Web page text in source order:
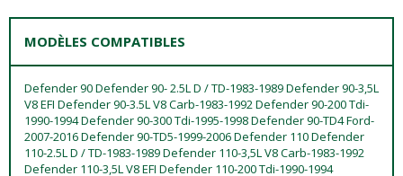
MODÈLES COMPATIBLES
Defender 90 Defender 90- 2.5L D / TD-1983-1989 Defender 90-3,5L
V8 EFI Defender 90-3.5L V8 Carb-1983-1992 Defender 90-200 Tdi-
1990-1994 Defender 90-300 Tdi-1995-1998 Defender 90-TD4 Ford-
2007-2016 Defender 90-TD5-1999-2006 Defender 110 Defender
110-2.5L D / TD-1983-1989 Defender 110-3,5L V8 Carb-1983-1992
Defender 110-3,5L V8 EFI Defender 110-200 Tdi-1990-1994